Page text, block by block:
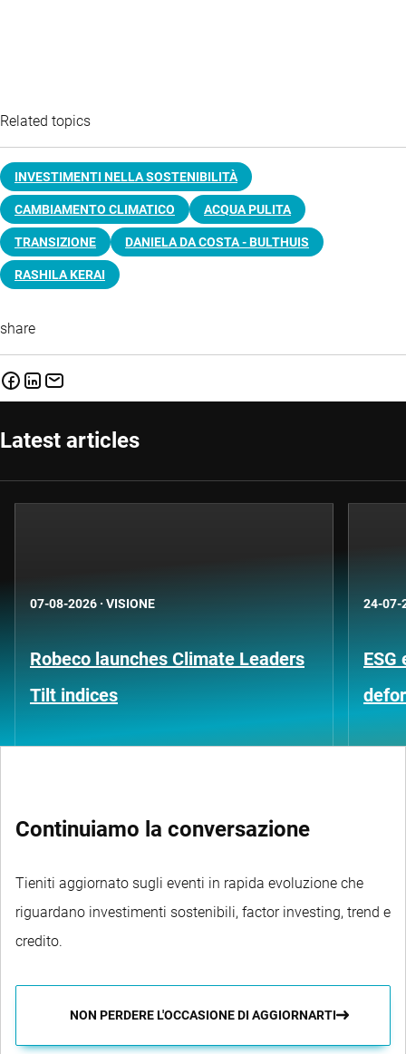
Related topics
INVESTIMENTI NELLA SOSTENIBILITÀ
CAMBIAMENTO CLIMATICO ACQUA PULITA
TRANSIZIONE DANIELA DA COSTA - BULTHUIS
RASHILA KERAI
share
Latest articles
07-08-2026 · VISIONE
Robeco launches Climate Leaders
Tilt indices
24-07-
Continuiamo la conversazione
Tieniti aggiornato sugli eventi in rapida evoluzione che
riguardano investimenti sostenibili, factor investing, trend e
credito.
NON PERDERE L'OCCASIONE DI AGGIORNARTI